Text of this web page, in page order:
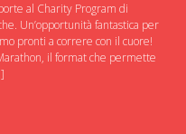
al Charity Program di
Un’opportunità fantastica per
pronti a correre con il cuore!
il format che permette